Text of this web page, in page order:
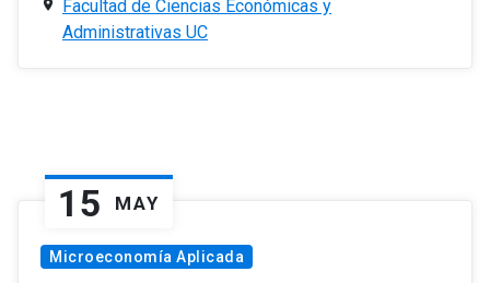
Facultad de Ciencias Económicas y
Administrativas UC
15 MAY
Microeconomía Aplicada